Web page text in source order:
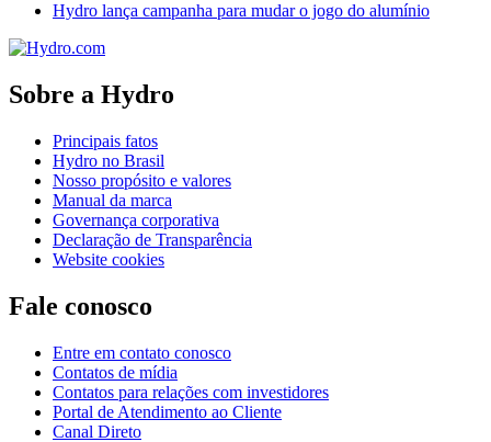
Hydro lança campanha para mudar o jogo do alumínio
Sobre a Hydro
Principais fatos
Hydro no Brasil
Nosso propósito e valores
Manual da marca
Governança corporativa
Declaração de Transparência
Website cookies
Fale conosco
Entre em contato conosco
Contatos de mídia
Contatos para relações com investidores
Portal de Atendimento ao Cliente
Canal Direto